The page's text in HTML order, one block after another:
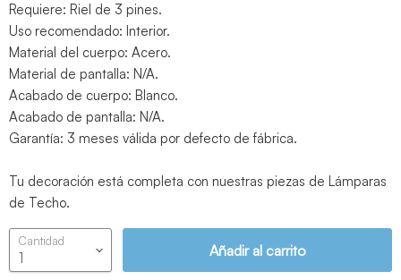
Requiere: Riel de 3 pines.
Uso recomendado: Interior.
Material del cuerpo: Acero.
Material de pantalla: N/A.
Acabado de cuerpo: Blanco.
Acabado de pantalla: N/A.
Garantía: 3 meses válida por defecto de fábrica.
Tu decoración está completa con nuestras piezas de Lámparas
de Techo.
Cantidad
Añadir al carrito